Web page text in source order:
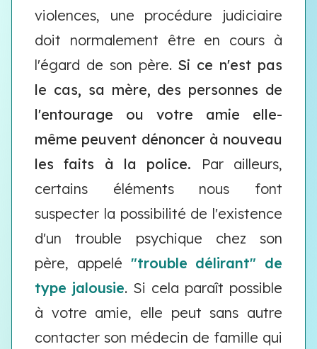
violences, une procédure judiciaire
doit normalement être en cours à
l'égard de son père. Si ce n'est pas
le cas, sa mère, des personnes de
l'entourage ou votre amie elle-
même peuvent dénoncer à nouveau
les faits à la police. Par ailleurs,
certains éléments nous font
suspecter la possibilité de l'existence
d'un trouble psychique chez son
père, appelé "trouble délirant" de
type jalousie. Si cela paraît possible
à votre amie, elle peut sans autre
contacter son médecin de famille qui